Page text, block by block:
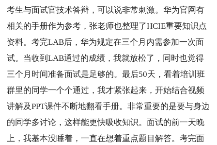
考生与面试官技术答辩，可以说非常刺激。华为官网有
相关的手册作为参考，张老师也整理了HCIE重要知识点
资料。考完LAB后，华为规定在三个月内需参加一次面
试。当收到LAB通过的成绩，我就放松了，同时也觉得
三个月时间准备面试是足够的。最后50天，看着培训班
群里的同学一个个通过，我才紧张起来，开始结合视频
讲解及PPT课件不断地翻看手册。非常重要的是要与身边
的同学多讨论，这样能更快吸收知识。面试的前一天晚
上，我基本没睡着，一直在想着重点题目解答。考完面